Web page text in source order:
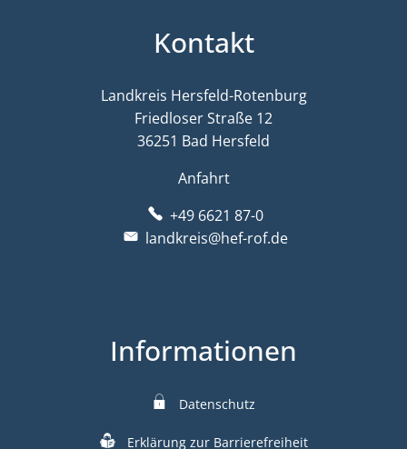
Kontakt
Landkreis Hersfeld-Rotenburg
Friedloser Straße 12
36251 Bad Hersfeld
Anfahrt
+49 6621 87-0
landkreis@hef-rof.de
Informationen
Datenschutz
Erklärung zur Barrierefreiheit